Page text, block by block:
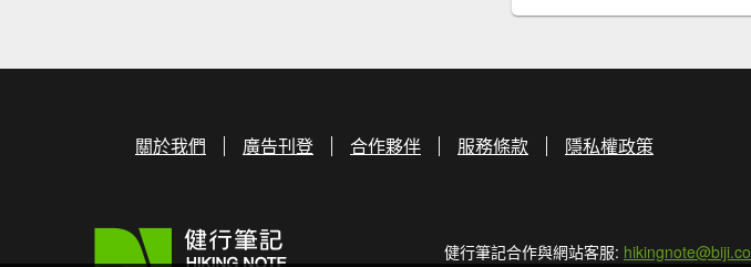
關於我們 廣告刊登 合作夥伴 服務條款 隱私權政策
健行筆記合作與網站客服: hikingnote@biji.co